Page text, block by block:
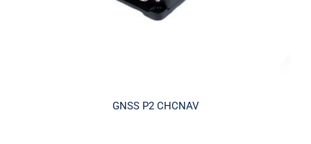
GNSS P2 CHCNAV